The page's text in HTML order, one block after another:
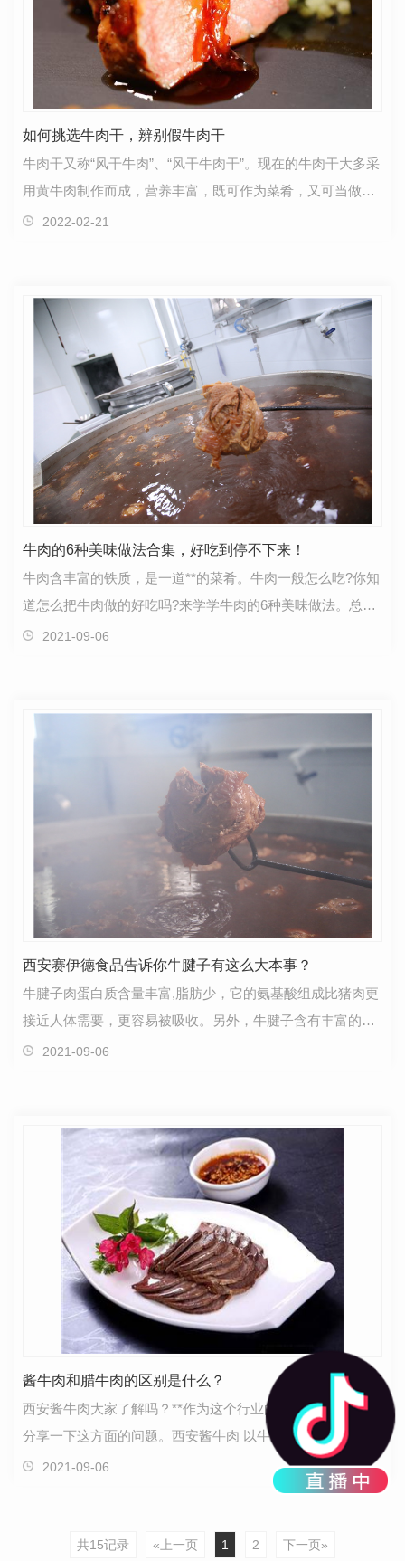
如何挑选牛肉干，辨别假牛肉干
牛肉干又称“风干牛肉”、“风干牛肉干”。现在的牛肉干大多采
用黄牛肉制作而成，营养丰富，既可作为菜肴，又可当做休
闲小吃。随着食品工艺的变革，现代将很多牛肉…
2022-02-21
牛肉的6种美味做法合集，好吃到停不下来！
牛肉含丰富的铁质，是一道**的菜肴。牛肉一般怎么吃?你知
道怎么把牛肉做的好吃吗?来学学牛肉的6种美味做法。总有
一道你喜欢。豆花牛肉材料：内脂豆腐一盒，牛肉…
2021-09-06
西安赛伊德食品告诉你牛腱子有这么大本事？
牛腱子肉蛋白质含量丰富,脂肪少，它的氨基酸组成比猪肉更
接近人体需要，更容易被吸收。另外，牛腱子含有丰富的矿
物质，很适合想要**塑形的朋友。牛腱，牛腿上的肉…
2021-09-06
酱牛肉和腊牛肉的区别是什么？
西安酱牛肉大家了解吗？**作为这个行业的小编就来和大家
分享一下这方面的问题。西安酱牛肉 以牛肉为主要原料，经
过多种调味料的腌制而制成的一种肉制品，是源…
2021-09-06
共15记录 «上一页 1 2 下一页»